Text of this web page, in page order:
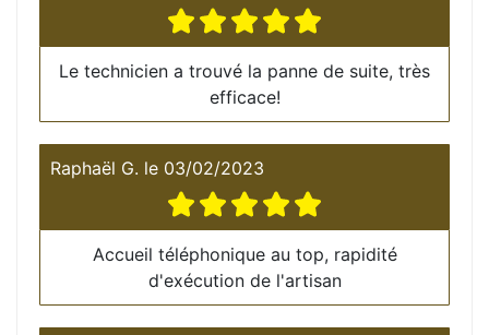
Le technicien a trouvé la panne de suite, très
efficace!
Raphaël G. le 03/02/2023
Accueil téléphonique au top, rapidité
d'exécution de l'artisan